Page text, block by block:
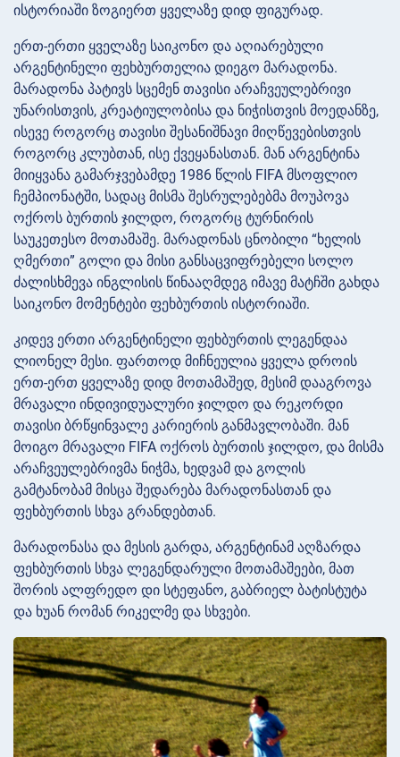
ისტორიაში ზოგიერთ ყველაზე დიდ ფიგურად.
ერთ-ერთი ყველაზე საიკონო და აღიარებული
არგენტინელი ფეხბურთელია დიეგო მარადონა.
მარადონა პატივს სცემენ თავისი არაჩვეულებრივი
უნარისთვის, კრეატიულობისა და ნიჭისთვის მოედანზე,
ისევე როგორც თავისი შესანიშნავი მიღწევებისთვის
როგორც კლუბთან, ისე ქვეყანასთან. მან არგენტინა
მიიყვანა გამარჯვებამდე 1986 წლის FIFA მსოფლიო
ჩემპიონატში, სადაც მისმა შესრულებებმა მოუპოვა
ოქროს ბურთის ჯილდო, როგორც ტურნირის
საუკეთესო მოთამაშე. მარადონას ცნობილი “ხელის
ღმერთი” გოლი და მისი განსაცვიფრებელი სოლო
ძალისხმევა ინგლისის წინააღმდეგ იმავე მატჩში გახდა
საიკონო მომენტები ფეხბურთის ისტორიაში.
კიდევ ერთი არგენტინელი ფეხბურთის ლეგენდაა
ლიონელ მესი. ფართოდ მიჩნეულია ყველა დროის
ერთ-ერთ ყველაზე დიდ მოთამაშედ, მესიმ დააგროვა
მრავალი ინდივიდუალური ჯილდო და რეკორდი
თავისი ბრწყინვალე კარიერის განმავლობაში. მან
მოიგო მრავალი FIFA ოქროს ბურთის ჯილდო, და მისმა
არაჩვეულებრივმა ნიჭმა, ხედვამ და გოლის
გამტანობამ მისცა შედარება მარადონასთან და
ფეხბურთის სხვა გრანდებთან.
მარადონასა და მესის გარდა, არგენტინამ აღზარდა
ფეხბურთის სხვა ლეგენდარული მოთამაშეები, მათ
შორის ალფრედო დი სტეფანო, გაბრიელ ბატისტუტა
და ხუან რომან რიკელმე და სხვები.